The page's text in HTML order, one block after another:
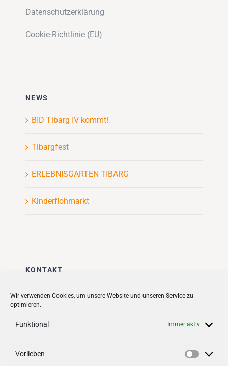
Wir verwenden Cookies, um unsere Website und unseren Service zu
optimieren.
Funktional Immer aktiv
Vorlieben
Datenschutzerklärung
Cookie-Richtlinie (EU)
NEWS
BID Tibarg IV kommt!
Tibargfest
ERLEBNISGARTEN TIBARG
Kinderflohmarkt
KONTAKT
Stadt + Handel City- und
Quartiersmanagement